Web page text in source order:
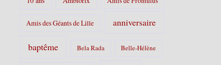
Amis des Géants de Lille anniversaire
baptême Bela Rada Belle-Hélène